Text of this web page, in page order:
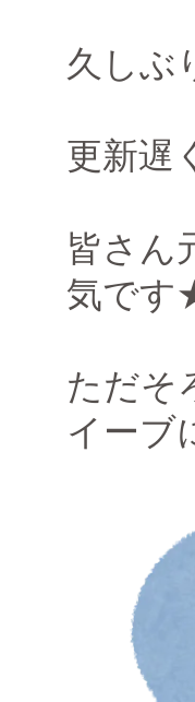
久しぶ
更新遅
皆さん
気で
ただそ
イーブ